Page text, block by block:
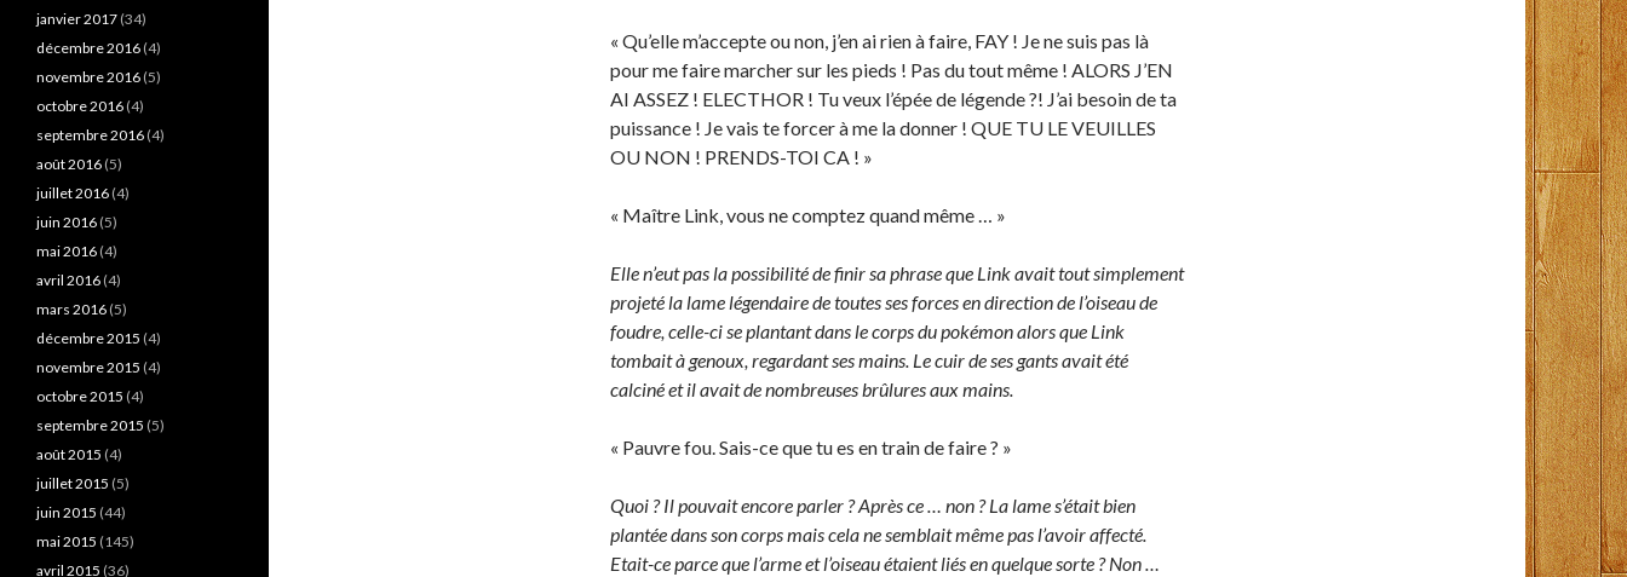
« Qu’elle m’accepte ou non, j’en ai rien à faire, FAY ! Je ne suis pas là
pour me faire marcher sur les pieds ! Pas du tout même ! ALORS J’EN
AI ASSEZ ! ELECTHOR ! Tu veux l’épée de légende ?! J’ai besoin de ta
puissance ! Je vais te forcer à me la donner ! QUE TU LE VEUILLES
OU NON ! PRENDS-TOI CA ! »
« Maître Link, vous ne comptez quand même … »
Elle n’eut pas la possibilité de finir sa phrase que Link avait tout simplement
projeté la lame légendaire de toutes ses forces en direction de l’oiseau de
foudre, celle-ci se plantant dans le corps du pokémon alors que Link
tombait à genoux, regardant ses mains. Le cuir de ses gants avait été
calciné et il avait de nombreuses brûlures aux mains.
« Pauvre fou. Sais-ce que tu es en train de faire ? »
Quoi ? Il pouvait encore parler ? Après ce … non ? La lame s’était bien
plantée dans son corps mais cela ne semblait même pas l’avoir affecté.
Etait-ce parce que l’arme et l’oiseau étaient liés en quelque sorte ? Non …
janvier 2017 (34)
décembre 2016 (4)
novembre 2016 (5)
octobre 2016 (4)
septembre 2016 (4)
août 2016 (5)
juillet 2016 (4)
juin 2016 (5)
mai 2016 (4)
avril 2016 (4)
mars 2016 (5)
décembre 2015 (4)
novembre 2015 (4)
octobre 2015 (4)
septembre 2015 (5)
août 2015 (4)
juillet 2015 (5)
juin 2015 (44)
mai 2015 (145)
avril 2015 (36)